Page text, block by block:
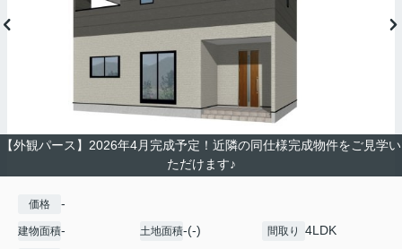
【外観パース】2026年4月完成予定！近隣の同仕様完成物件をご見学い
ただけます♪
価格 -
建物面積- 土地面積-(-) 間取り 4LDK